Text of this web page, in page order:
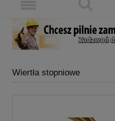
Wiertła stopniowe